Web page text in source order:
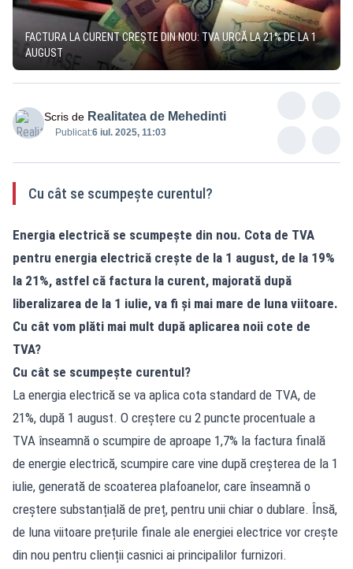
FACTURA LA CURENT CREȘTE DIN NOU: TVA URCĂ LA 21% DE LA 1
AUGUST
Scris de Realitatea de Mehedinti
Publicat:6 iul. 2025, 11:03
Cu cât se scumpește curentul?
Energia electrică se scumpește din nou. Cota de TVA
pentru energia electrică crește de la 1 august, de la 19%
la 21%, astfel că factura la curent, majorată după
liberalizarea de la 1 iulie, va fi și mai mare de luna viitoare.
Cu cât vom plăti mai mult după aplicarea noii cote de
TVA?
Cu cât se scumpește curentul?
La energia electrică se va aplica cota standard de TVA, de
21%, după 1 august. O creștere cu 2 puncte procentuale a
TVA înseamnă o scumpire de aproape 1,7% la factura finală
de energie electrică, scumpire care vine după creșterea de la 1
iulie, generată de scoaterea plafoanelor, care înseamnă o
creștere substanțială de preț, pentru unii chiar o dublare. Însă,
de luna viitoare prețurile finale ale energiei electrice vor crește
din nou pentru clienții casnici ai principalilor furnizori.